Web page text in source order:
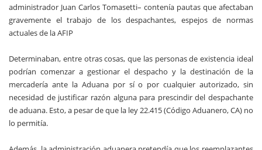
administrador Juan Carlos Tomasetti– contenía pautas que afectaban
gravemente el trabajo de los despachantes, espejos de normas
actuales de la AFIP
Determinaban, entre otras cosas, que las personas de existencia ideal
podrían comenzar a gestionar el despacho y la destinación de la
mercadería ante la Aduana por sí o por cualquier autorizado, sin
necesidad de justificar razón alguna para prescindir del despachante
de aduana. Esto, a pesar de que la ley 22.415 (Código Aduanero, CA) no
lo permitía.